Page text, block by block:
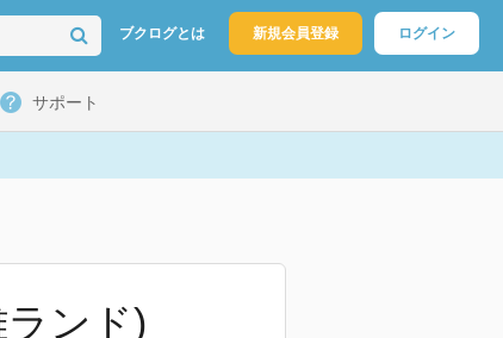
ブクログとは 新規会員登録 ログイン
サポート
ランド)